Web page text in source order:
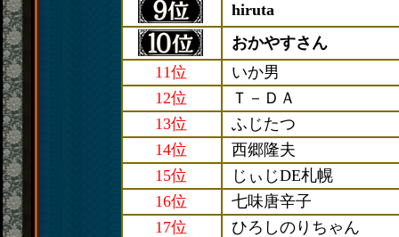
hiruta
おかやすさん
11位
いか男
12位
Ｔ－ＤＡ
13位
ふじたつ
14位
西郷隆夫
15位
じぃじDE札幌
16位
七味唐辛子
17位
ひろしのりちゃん